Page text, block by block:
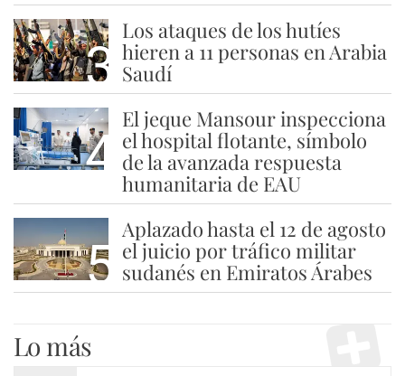
3
Los ataques de los hutíes
hieren a 11 personas en Arabia
Saudí
4
El jeque Mansour inspecciona
el hospital flotante, símbolo
de la avanzada respuesta
humanitaria de EAU
5
Aplazado hasta el 12 de agosto
el juicio por tráfico militar
sudanés en Emiratos Árabes
Lo más